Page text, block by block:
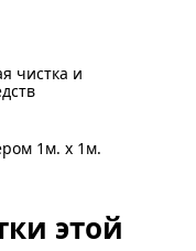
чистка и
1м. x 1м.
этой